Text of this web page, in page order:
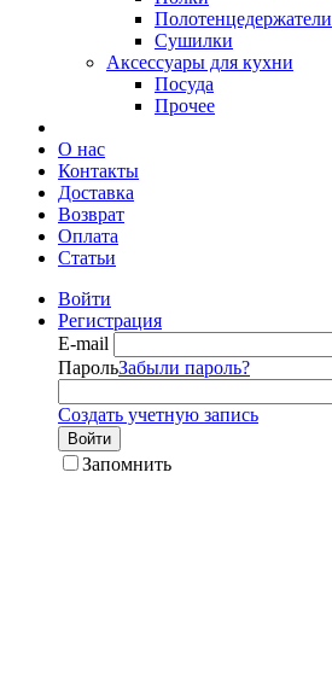
Полотенцедержатели
Сушилки
Аксессуары для кухни
Посуда
Прочее
О нас
Контакты
Доставка
Возврат
Оплата
Статьи
Войти
Регистрация
E-mail
ПарольЗабыли пароль?
Создать учетную запись
Войти
Запомнить